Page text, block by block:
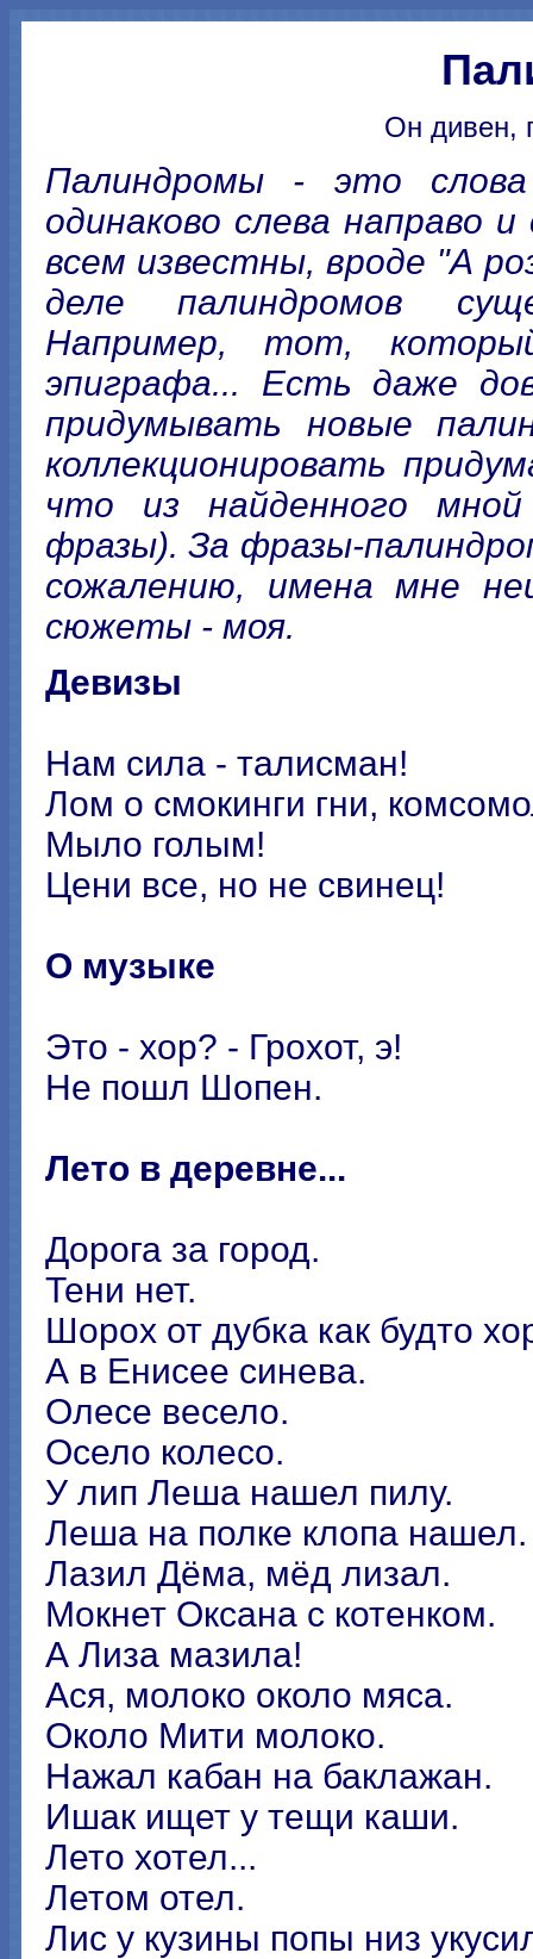
Он дивен,
Палиндромы - это
одинаково слева направо
всем известны, вроде "А
деле палиндромов
Например, тот,
эпиграфа... Есть даже
придумывать новые
коллекционировать
что из найденного
фразы). За фразы-
сожалению, имена мне
сюжеты - моя.
Девизы
Нам сила - талисман!
Лом о смокинги гни,
Мыло голым!
Цени все, но не свинец!
О музыке
Это - хор? - Грохот, э!
Не пошл Шопен.
Лето в деревне...
Дорога за город.
Тени нет.
Шорох от дубка как будто
А в Енисее синева.
Олесе весело.
Осело колесо.
У лип Леша нашел пилу.
Леша на полке клопа нашел.
Лазил Дёма, мёд лизал.
Мокнет Оксана с котенком.
А Лиза мазила!
Ася, молоко около мяса.
Около Мити молоко.
Нажал кабан на баклажан.
Ишак ищет у тещи каши.
Лето хотел...
Летом отел.
Лис у кузины попы низ